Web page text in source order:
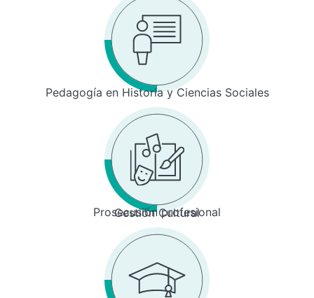
Pedagogía en Historia y Ciencias Sociales
Prosecusión profesional
Gestión Cultural